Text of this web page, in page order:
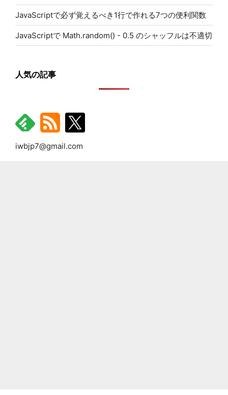
JavaScriptで必ず覚えるべき1行で作れる7つの便利関数
JavaScriptで Math.random() - 0.5 のシャッフルは不適切
人気の記事
iwbjp7@gmail.com